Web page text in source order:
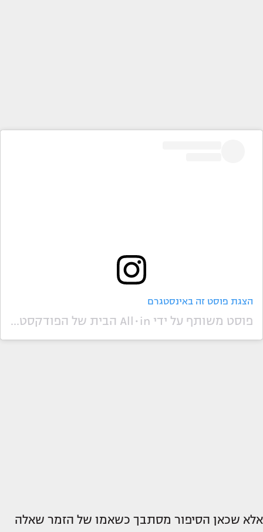
הצגת פוסט זה באינסטגרם
פוסט משותף על ידי ‏‎All•in הבית של הפודקסטים ️‎‏ (@‏‎all_in_podcastim‎‏)
אלא שכאן הסיפור מסתבך כשאמו של הזמר שאלה